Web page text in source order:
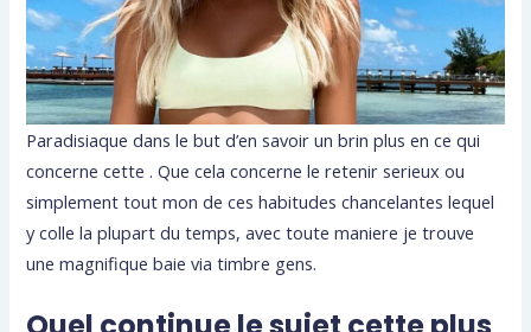
Paradisiaque dans le but d’en savoir un brin plus en ce qui
concerne cette . Que cela concerne le retenir serieux ou
simplement tout mon de ces habitudes chancelantes lequel
y colle la plupart du temps, avec toute maniere je trouve
une magnifique baie via timbre gens.